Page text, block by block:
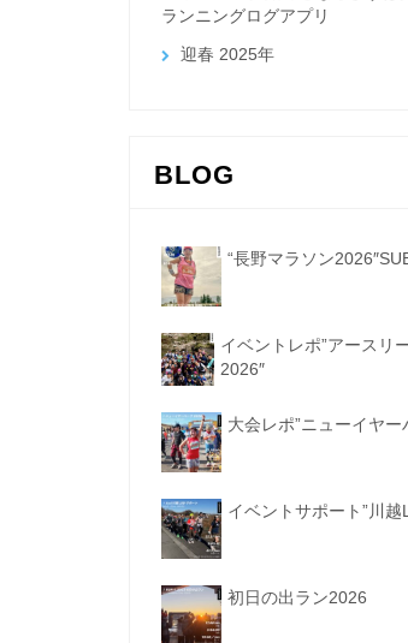
ランニングログアプリ
迎春 2025年
BLOG
“長野マラソン
イベントレポ”アースリ
2026″
大会レポ”ニューイヤー
イベントサポート”川越
初日の出ラン2026